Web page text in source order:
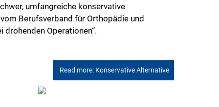
umfangreiche konservative
Berufsverband für Orthopädie und
drohenden Operationen“.
Read more: Konservative Alternative